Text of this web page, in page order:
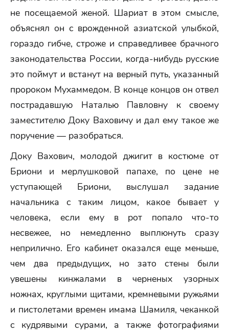
не посещаемой женой. Шариат в этом смысле,
объяснял он с врожденной азиатской улыбкой,
гораздо гибче, строже и справедливее брачного
законодательства России, когда-нибудь русские
это поймут и встанут на верный путь, указанный
пророком Мухаммедом. В конце концов он отвел
пострадавшую Наталью Павловну к своему
заместителю Доку Ваховичу и дал ему такое же
поручение — разобраться.
Доку Вахович, молодой джигит в костюме от
Бриони и мерлушковой папахе, по цене не
уступающей Бриони, выслушал задание
начальника с таким лицом, какое бывает у
человека, если ему в рот попало что-то
несвежее, но немедленно выплюнуть сразу
неприлично. Его кабинет оказался еще меньше,
чем два предыдущих, но зато стены были
увешены кинжалами в черненых узорных
ножнах, круглыми щитами, кремневыми ружьями
и пистолетами времен имама Шамиля, чеканкой
с кудрявыми сурами, а также фотографиями